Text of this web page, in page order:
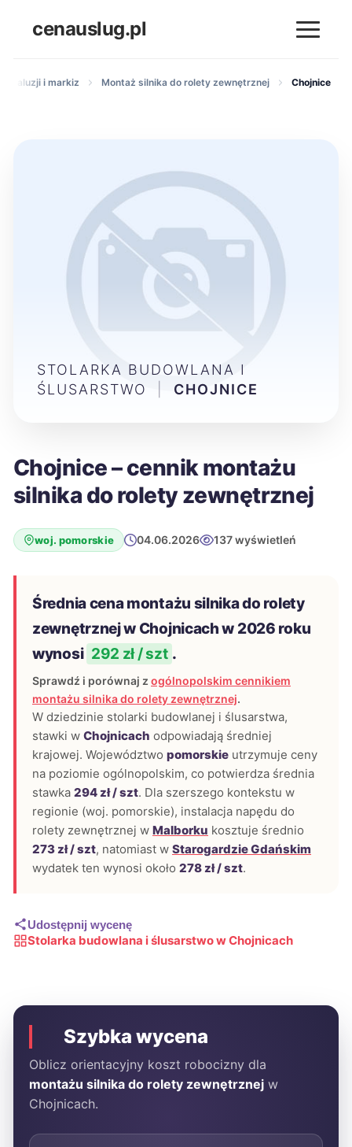
cenauslug.pl
żaluzji i markiz Montaż silnika do rolety zewnętrznej Chojnice
Chojnice – cennik montażu
silnika do rolety zewnętrznej
woj. pomorskie 04.06.2026 137 wyświetleń
Średnia cena montażu silnika do rolety
zewnętrznej w Chojnicach w 2026 roku
wynosi 292 zł / szt .
Sprawdź i porównaj z ogólnopolskim cennikiem
montażu silnika do rolety zewnętrznej.
W dziedzinie stolarki budowlanej i ślusarstwa,
stawki w Chojnicach odpowiadają średniej
krajowej. Województwo pomorskie utrzymuje ceny
na poziomie ogólnopolskim, co potwierdza średnia
stawka 294 zł / szt. Dla szerszego kontekstu w
regionie (woj. pomorskie), instalacja napędu do
rolety zewnętrznej w Malborku kosztuje średnio
273 zł / szt, natomiast w Starogardzie Gdańskim
wydatek ten wynosi około 278 zł / szt.
Udostępnij wycenę
Stolarka budowlana i ślusarstwo w Chojnicach
STOLARKA BUDOWLANA I
ŚLUSARSTWO
CHOJNICE
Szybka wycena
Oblicz orientacyjny koszt robocizny dla
montażu silnika do rolety zewnętrznej w
Chojnicach.